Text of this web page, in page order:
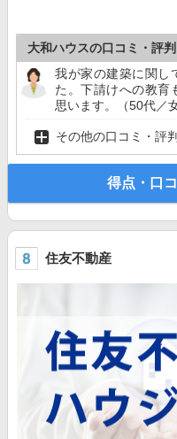
大和ハウスの口コミ・評判
我が家の建築に関し
た。下請けへの教育
思います。（50代／
その他の口コミ・評判
得点・口
住友不動産